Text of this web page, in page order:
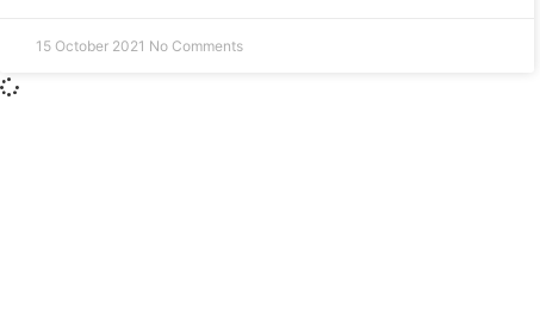
15 October 2021 No Comments